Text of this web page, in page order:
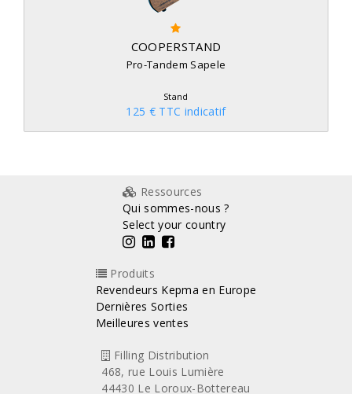
COOPERSTAND
Pro-Tandem Sapele
Stand
125 € TTC indicatif
Ressources
Qui sommes-nous ?
Select your country
Produits
Revendeurs Kepma en Europe
Dernières Sorties
Meilleures ventes
Filling Distribution
468, rue Louis Lumière
44430 Le Loroux-Bottereau